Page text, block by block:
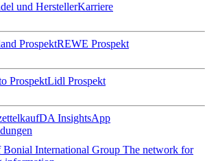
und HerstellerKarriere
ProspektREWE Prospekt
ProspektLidl Prospekt
kaufDA InsightsApp
Bonial International Group The network for